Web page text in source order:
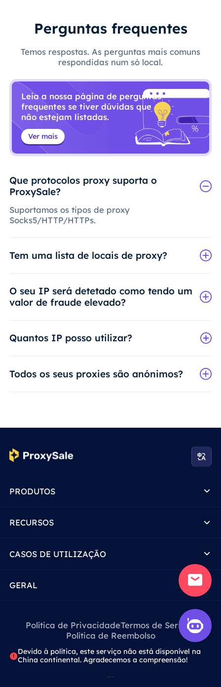
Perguntas frequentes
Temos respostas. As perguntas mais comuns
respondidas num só local.
Leia a nossa página de perguntas
frequentes se tiver dúvidas que
não estejam listadas.
Ver mais
Que protocolos proxy suporta o
ProxySale?
Suportamos os tipos de proxy
Socks5/HTTP/HTTPs.
Tem uma lista de locais de proxy?
O seu IP será detetado como tendo um
valor de fraude elevado?
Quantos IP posso utilizar?
Todos os seus proxies são anónimos?
PRODUTOS
RECURSOS
CASOS DE UTILIZAÇÃO
GERAL
Política de PrivacidadeTermos de Serviço
Política de Reembolso
Devido à política, este serviço não está disponível na
China continental. Agradecemos a compreensão!